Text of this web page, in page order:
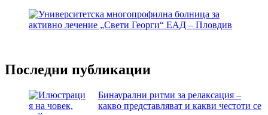
Последни публикации
Бинаурални ритми за релаксация –
какво представляват и какви честоти се